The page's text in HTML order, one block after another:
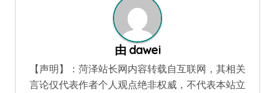
由 dawei
【声明】：菏泽站长网内容转载自互联网，其相关
言论仅代表作者个人观点绝非权威，不代表本站立